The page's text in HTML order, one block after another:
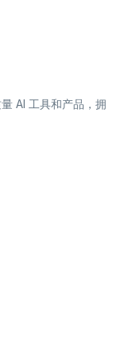
AI 工具和产品，拥